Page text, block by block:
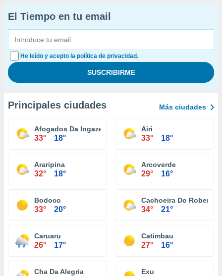
El Tiempo en tu email
He leído y acepto la política de privacidad.
Principales ciudades Más ciudades
Afogados Da Ingazeira
33° 18°
Airi
33° 18°
Araripina
32° 18°
Arcoverde
29° 16°
Bodoco
33° 20°
Cachoeira Do Roberto
34° 21°
Caruaru
26° 17°
Catimbau
27° 16°
Cha Da Alegria Exu